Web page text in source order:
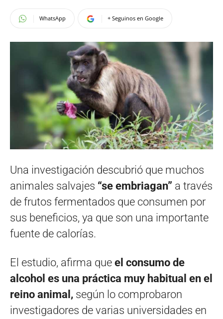
WhatsApp + Seguinos en Google
Una investigación descubrió que muchos
animales salvajes “se embriagan” a través
de frutos fermentados que consumen por
sus beneficios, ya que son una importante
fuente de calorías.
El estudio, afirma que el consumo de
alcohol es una práctica muy habitual en el
reino animal, según lo comprobaron
investigadores de varias universidades en